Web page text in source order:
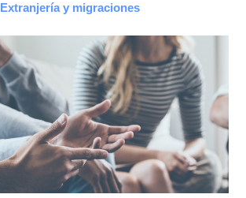
Extranjería y migraciones